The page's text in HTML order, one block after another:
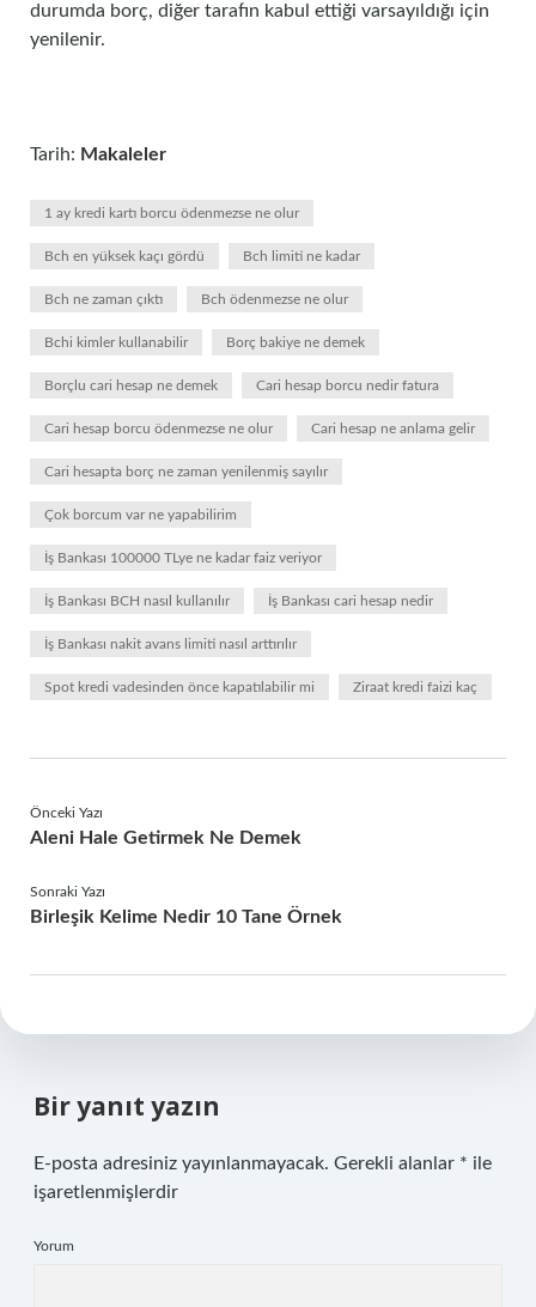
durumda borç, diğer tarafın kabul ettiği varsayıldığı için
yenilenir.
Tarih: Makaleler
1 ay kredi kartı borcu ödenmezse ne olur
Bch en yüksek kaçı gördü Bch limiti ne kadar
Bch ne zaman çıktı Bch ödenmezse ne olur
Bchi kimler kullanabilir Borç bakiye ne demek
Borçlu cari hesap ne demek Cari hesap borcu nedir fatura
Cari hesap borcu ödenmezse ne olur Cari hesap ne anlama gelir
Cari hesapta borç ne zaman yenilenmiş sayılır
Çok borcum var ne yapabilirim
İş Bankası 100000 TLye ne kadar faiz veriyor
İş Bankası BCH nasıl kullanılır İş Bankası cari hesap nedir
İş Bankası nakit avans limiti nasıl arttırılır
Spot kredi vadesinden önce kapatılabilir mi Ziraat kredi faizi kaç
Önceki Yazı
Aleni Hale Getirmek Ne Demek
Sonraki Yazı
Birleşik Kelime Nedir 10 Tane Örnek
Bir yanıt yazın
E-posta adresiniz yayınlanmayacak. Gerekli alanlar * ile
işaretlenmişlerdir
Yorum